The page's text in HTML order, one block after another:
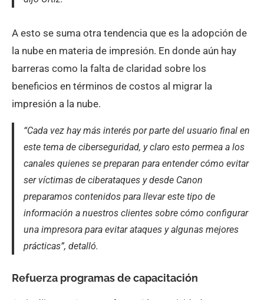
A esto se suma otra tendencia que es la adopción de
la nube en materia de impresión. En donde aún hay
barreras como la falta de claridad sobre los
beneficios en términos de costos al migrar la
impresión a la nube.
“Cada vez hay más interés por parte del usuario final en
este tema de ciberseguridad, y claro esto permea a los
canales quienes se preparan para entender cómo evitar
ser víctimas de ciberataques y desde Canon
preparamos contenidos para llevar este tipo de
información a nuestros clientes sobre cómo configurar
una impresora para evitar ataques y algunas mejores
prácticas”, detalló.
Refuerza programas de capacitación